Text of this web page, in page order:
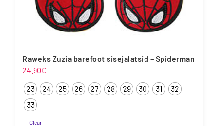
Raweks Zuzia barefoot sisejalatsid – Spiderman
24.90€
23 24 25 26 27 28 29 30 31
32
33
Clear